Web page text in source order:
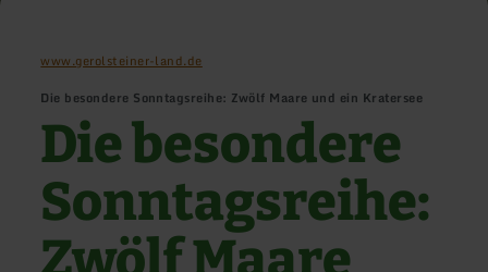
www.gerolsteiner-land.de
Die besondere Sonntagsreihe: Zwölf Maare und ein Kratersee
Die besondere
Sonntagsreihe: